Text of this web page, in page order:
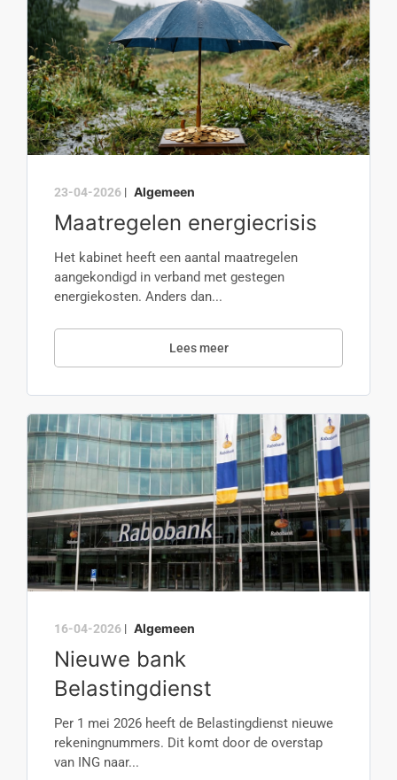
23-04-2026 | Algemeen
Maatregelen energiecrisis
Het kabinet heeft een aantal maatregelen
aangekondigd in verband met gestegen
energiekosten. Anders dan...
Lees meer
16-04-2026 | Algemeen
Nieuwe bank
Belastingdienst
Per 1 mei 2026 heeft de Belastingdienst nieuwe
rekeningnummers. Dit komt door de overstap
van ING naar...